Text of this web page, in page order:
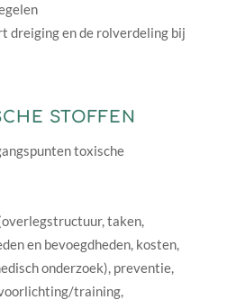
dreiging en de rolverdeling bij
STOFFEN
toxische
taken,
en bevoegdheden, kosten,
onderzoek), preventie,
training,